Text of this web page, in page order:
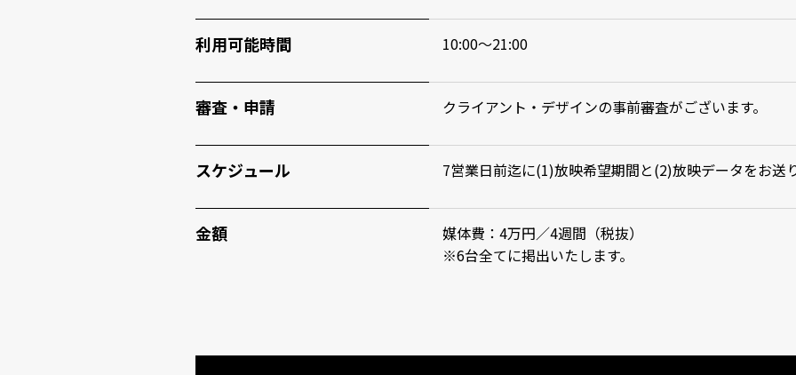
利用可能時間 10:00～21:00
審査・申請 クライアント・デザインの事前審査がございます。
スケジュール 7営業日前迄に(1)放映希望期間と(2)放映データをお送
金額
媒体費：4万円／4週間（税抜）
※6台全てに掲出いたします。